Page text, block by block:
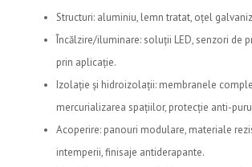
Structuri: aluminiu, lemn tratat, oțel
Încălzire/iluminare: soluții LED, senzori de
prin aplicație.
Izolație și hidroizolații: membranele
mercurializarea spațiilor, protecție anti-
Acoperire: panouri modulare, materiale
intemperii, finisaje antiderapante.